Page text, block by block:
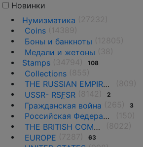
Новинки
Нумизматика
Coins
Боны и банкноты
Медали и жетоны
Stamps
108
Collections
THE RUSSIAN EMPIRE UNTIL 1917.
USSR- RSFSR 2
Гражданская война 3
Российская Федерация(1992 г.-н.д.)
THE BRITISH COMMONWEALTH
EUROPE
63